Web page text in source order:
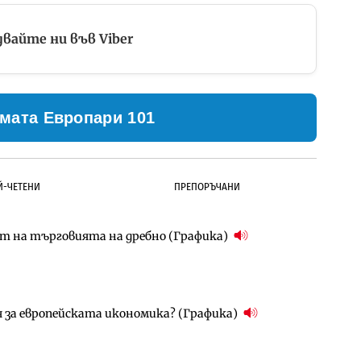
ни във Viber
Европари 101
ЧЕТЕНИ ПРЕПОРЪЧАНИ
на търговията на дребно (Графика)
за европейската икономика? (Графика)
за преместването на трамвайното
Петрохан ще върви паралелно с екологичните
Петрохан ще върви паралелно с екологичните
придобиване на Euroapi Italy